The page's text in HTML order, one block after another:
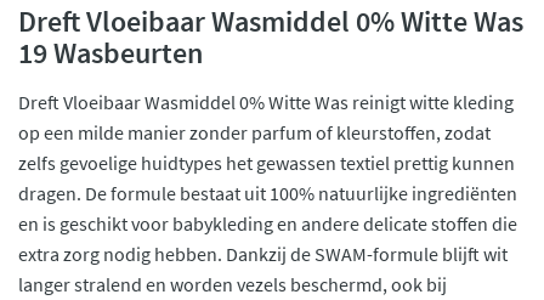
Dreft Vloeibaar Wasmiddel 0% Witte Was
19 Wasbeurten
Dreft Vloeibaar Wasmiddel 0% Witte Was reinigt witte kleding
op een milde manier zonder parfum of kleurstoffen, zodat
zelfs gevoelige huidtypes het gewassen textiel prettig kunnen
dragen. De formule bestaat uit 100% natuurlijke ingrediënten
en is geschikt voor babykleding en andere delicate stoffen die
extra zorg nodig hebben. Dankzij de SWAM-formule blijft wit
langer stralend en worden vezels beschermd, ook bij